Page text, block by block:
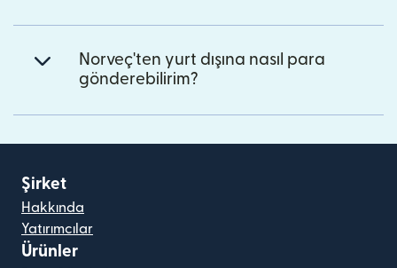
Norveç'ten yurt dışına nasıl para
gönderebilirim?
Şirket
Hakkında
Yatırımcılar
Ürünler